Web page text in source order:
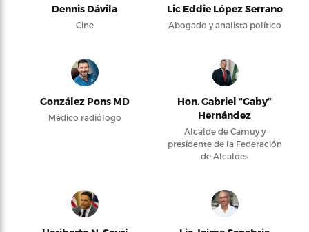
Dennis Dávila
Cine
Lic Eddie López Serrano
Abogado y analista político
González Pons MD
Médico radiólogo
Hon. Gabriel “Gaby”
Hernández
Alcalde de Camuy y
presidente de la Federación
de Alcaldes